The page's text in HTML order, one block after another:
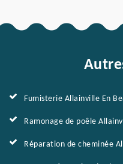
Fumisterie Allainville En
Ramonage de poêle
Réparation de cheminée